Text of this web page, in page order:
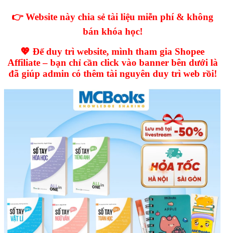
👉 Website này chia sẻ tài liệu miễn phí & không
bán khóa học!
💖 Để duy trì website, mình tham gia Shopee
Affiliate – bạn chỉ cần click vào banner bên dưới là
đã giúp admin có thêm tài nguyên duy trì web rồi!